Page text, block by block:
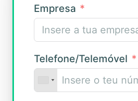
Empresa
Telefone/Telemóvel